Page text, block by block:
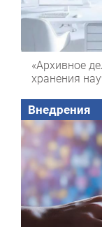
«Архивное
хранения
Внедрения